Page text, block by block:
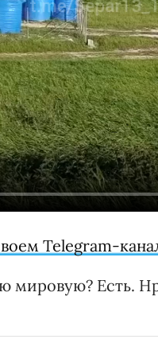
Telegram-
мировую? Есть.